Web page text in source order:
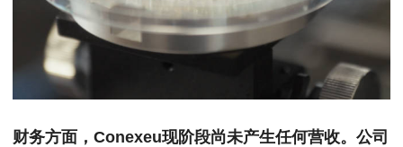
财务方面，Conexeu现阶段尚未产生任何营收。公司